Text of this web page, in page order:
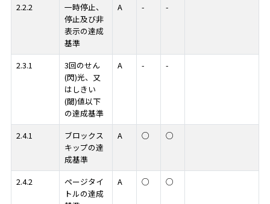
2.2.2
一時停止、
停止及び非
表示の達成
基準
A - -
2.3.1
3回のせん
(閃)光、又
はしきい
(閾)値以下
の達成基準
A - -
2.4.1
ブロックス
キップの達
成基準
A ○ ○
2.4.2
ページタイ
トルの達成
A ○ ○